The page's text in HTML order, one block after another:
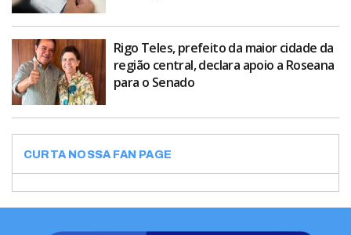
Rigo Teles, prefeito da maior cidade da
região central, declara apoio a Roseana
para o Senado
CURTA NOSSA FAN PAGE